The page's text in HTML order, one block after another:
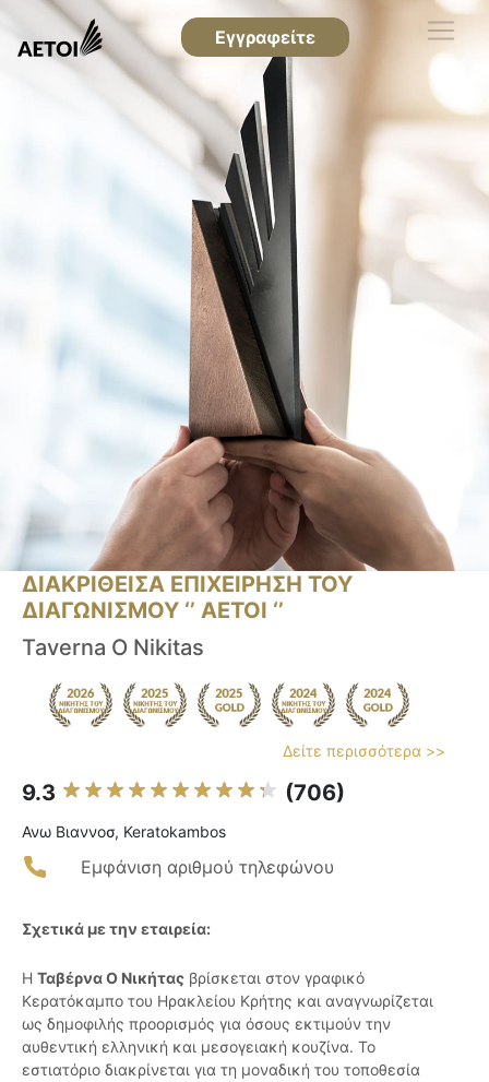
Εγγραφείτε
ΔΙΑΚΡΙΘΕΙΣΑ ΕΠΙΧΕΙΡΗΣΗ ΤΟΥ
ΔΙΑΓΩΝΙΣΜΟΥ ‘’ ΑΕΤΟΙ ‘’
Taverna O Nikitas
Δείτε περισσότερα >>
9.3 (706)
Ανω Βιαννοσ, Keratokambos
Εμφάνιση αριθμού τηλεφώνου
Σχετικά με την εταιρεία:
Η Ταβέρνα Ο Νικήτας βρίσκεται στον γραφικό
Κερατόκαμπο του Ηρακλείου Κρήτης και αναγνωρίζεται
ως δημοφιλής προορισμός για όσους εκτιμούν την
αυθεντική ελληνική και μεσογειακή κουζίνα. Το
εστιατόριο διακρίνεται για τη μοναδική του τοποθεσία